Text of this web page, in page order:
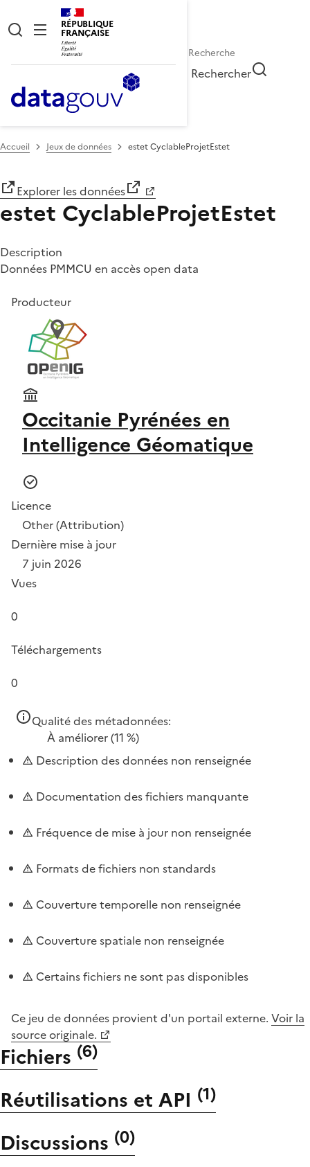
RÉPUBLIQUE
FRANÇAISE
Rechercher
Accueil Jeux de données estet CyclableProjetEstet
Explorer les données
estet CyclableProjetEstet
Description
Données PMMCU en accès open data
Producteur
Occitanie Pyrénées en
Intelligence Géomatique
Licence
Other (Attribution)
Dernière mise à jour
7 juin 2026
Vues
0
Téléchargements
0
Qualité des métadonnées:
À améliorer(11 %)
Description des données non renseignée
Documentation des fichiers manquante
Fréquence de mise à jour non renseignée
Formats de fichiers non standards
Couverture temporelle non renseignée
Couverture spatiale non renseignée
Certains fichiers ne sont pas disponibles
Ce jeu de données provient d'un portail externe. Voir la
source originale.
Fichiers (6)
Réutilisations et API (1)
Discussions (0)